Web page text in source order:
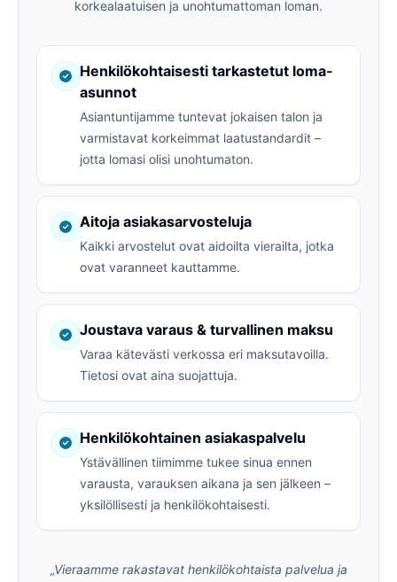
korkealaatuisen ja unohtumattoman loman.
Henkilökohtaisesti tarkastetut loma-
asunnot
Asiantuntijamme tuntevat jokaisen talon ja
varmistavat korkeimmat laatustandardit –
jotta lomasi olisi unohtumaton.
Aitoja asiakasarvosteluja
Kaikki arvostelut ovat aidoilta vierailta, jotka
ovat varanneet kauttamme.
Joustava varaus & turvallinen maksu
Varaa kätevästi verkossa eri maksutavoilla.
Tietosi ovat aina suojattuja.
Henkilökohtainen asiakaspalvelu
Ystävällinen tiimimme tukee sinua ennen
varausta, varauksen aikana ja sen jälkeen –
yksilöllisesti ja henkilökohtaisesti.
„Vieraamme rakastavat henkilökohtaista palvelua ja